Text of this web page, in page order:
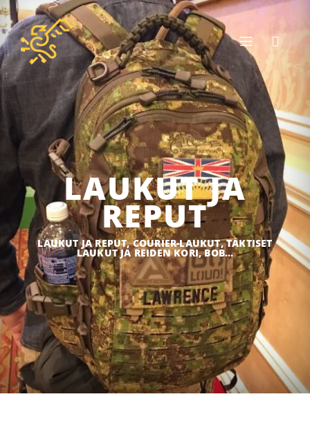
LAUKUT JA
REPUT
LAUKUT JA REPUT, COURIER-LAUKUT, TAKTISET
LAUKUT JA REIDEN KORI, BOB…